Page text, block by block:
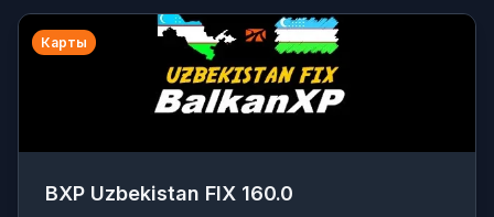
Карты
BXP Uzbekistan FIX 160.0